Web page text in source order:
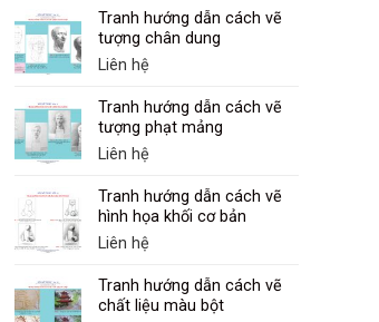
Tranh hướng dẫn cách vẽ
tượng chân dung
Liên hệ
Tranh hướng dẫn cách vẽ
tượng phạt mảng
Liên hệ
Tranh hướng dẫn cách vẽ
hình họa khối cơ bản
Liên hệ
Tranh hướng dẫn cách vẽ
chất liệu màu bột
Bộ tranh học toán
Liên hệ